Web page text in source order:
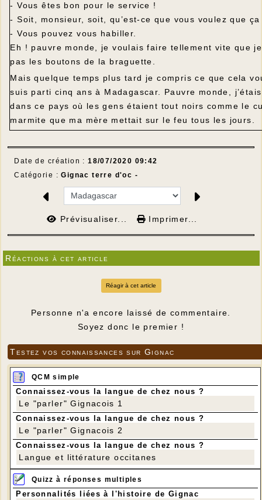
- Vous êtes bon pour le service !
- Soit, monsieur, soit, qu’est-ce que vous voulez que
- Vous pouvez vous habiller.
Eh ! pauvre monde, je voulais faire tellement vite que
pas les boutons de la braguette.
Mais quelque temps plus tard je compris ce que cela
suis parti cinq ans à Madagascar. Pauvre monde,
dans ce pays où les gens étaient tout noirs comme le
marmite que ma mère mettait sur le feu tous les jours.
Date de création :18/07/2020 09:42
Catégorie :Gignac terre d'oc -
Prévisualiser... Imprimer...
Réactions à cet article
Réagir à cet article
Personne n'a encore laissé de commentaire.
Soyez donc le premier !
Testez vos connaissances sur Gignac
QCM simple
Connaissez-vous la langue de chez nous ?
Le "parler" Gignacois 1
Connaissez-vous la langue de chez nous ?
Le "parler" Gignacois 2
Connaissez-vous la langue de chez nous ?
Langue et littérature occitanes
Quizz à réponses multiples
Personnalités liées à l'histoire de Gignac